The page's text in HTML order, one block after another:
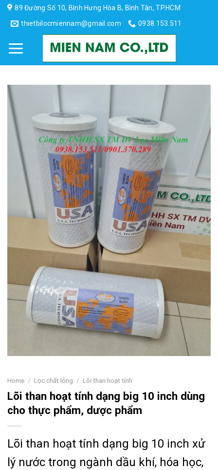
Skip
content
89 Đường Số 10, Bình Hưng Hòa B, Bình Tân, TP.HCM
thietbilocmiennam@gmail.com
0938.153.511
Home / Lọc chất lỏng / Lõi than hoạt tính
Lõi than hoạt tính dạng big 10 inch dùng
cho thực phẩm, dược phẩm
Lõi than hoạt tính dạng big 10 inch xử
lý nước trong ngành dầu khí, hóa học,